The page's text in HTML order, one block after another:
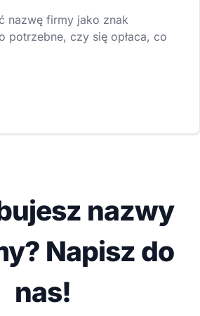
nazwę firmy jako znak
potrzebne, czy się opłaca, co
nazwy
Napisz do
nas!